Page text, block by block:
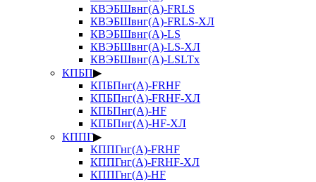
КВЭБШвнг(А)-FRLS
КВЭБШвнг(А)-FRLS-ХЛ
КВЭБШвнг(А)-LS
КВЭБШвнг(А)-LS-ХЛ
КВЭБШвнг(А)-LSLTx
КПБП▶
КПБПнг(А)-FRHF
КПБПнг(А)-FRHF-ХЛ
КПБПнг(А)-HF
КПБПнг(А)-HF-ХЛ
КППГ▶
КППГнг(А)-FRHF
КППГнг(А)-FRHF-ХЛ
КППГнг(А)-HF